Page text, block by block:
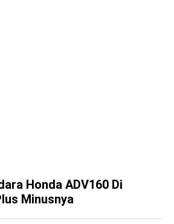
Honda ADV160 Di
Minusnya